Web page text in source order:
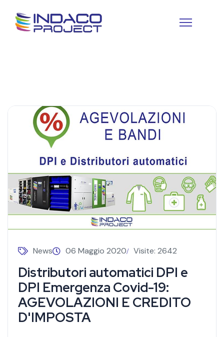
Distributori automatici DPI e
DPI Emergenza Covid-19:
AGEVOLAZIONI E CREDITO
D'IMPOSTA
News 06 Maggio 2020 Visite: 2642